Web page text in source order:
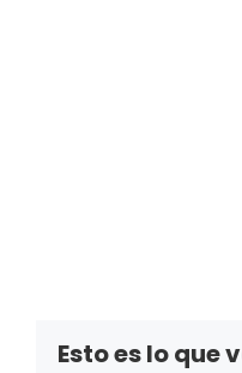
Esto es lo que